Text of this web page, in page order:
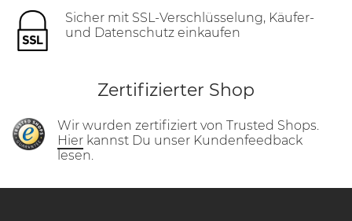
Sicher mit SSL-Verschlüsselung, Käufer-
und Datenschutz einkaufen
Zertifizierter Shop
Wir wurden zertifiziert von Trusted Shops.
Hier kannst Du unser Kundenfeedback
lesen.